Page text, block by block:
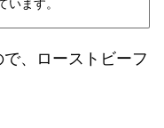
います。
、ローストビーフ